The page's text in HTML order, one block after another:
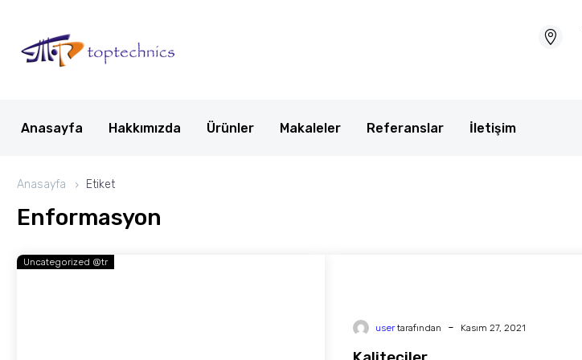
Anasayfa Hakkımızda Ürünler Makaleler Referanslar İletişim
Anasayfa Etiket
Enformasyon
Uncategorized @tr
usertarafından - Kasım 27, 2021